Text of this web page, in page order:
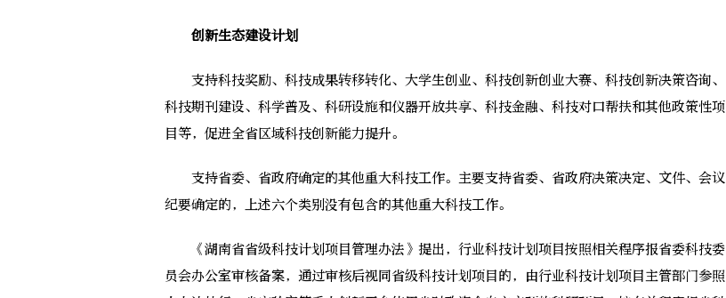
创新生态建设计划
支持科技奖励、科技成果转移转化、大学生创业、科技创新创业大赛、科技创新决策咨询、
科技期刊建设、科学普及、科研设施和仪器开放共享、科技金融、科技对口帮扶和其他政策性项
目等，促进全省区域科技创新能力提升。
支持省委、省政府确定的其他重大科技工作。主要支持省委、省政府决策决定、文件、会议
纪要确定的，上述六个类别没有包含的其他重大科技工作。
《湖南省省级科技计划项目管理办法》提出，行业科技计划项目按照相关程序报省委科技委
员会办公室审核备案，通过审核后视同省级科技计划项目的，由行业科技计划项目主管部门参照